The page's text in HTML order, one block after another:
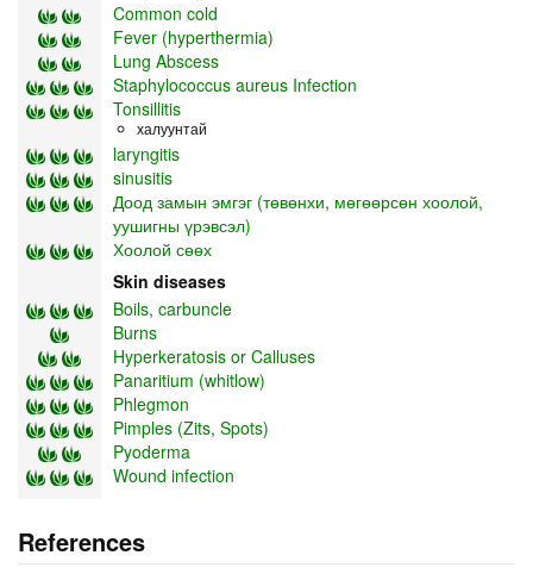
Common cold
Fever (hyperthermia)
Lung Abscess
Staphylococcus aureus Infection
Tonsillitis
халуунтай
laryngitis
sinusitis
Доод замын эмгэг (төвөнхи, мөгөөрсөн хоолой,
уушигны үрэвсэл)
Хоолой сөөх
Skin diseases
Boils, carbuncle
Burns
Hyperkeratosis or Calluses
Panaritium (whitlow)
Phlegmon
Pimples (Zits, Spots)
Pyoderma
Wound infection
References